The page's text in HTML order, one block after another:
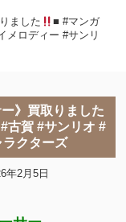
ました
■ #マンガ
メロディー #サンリ
》買取りました
古賀 #サンリオ #
クターズ
年2月5日